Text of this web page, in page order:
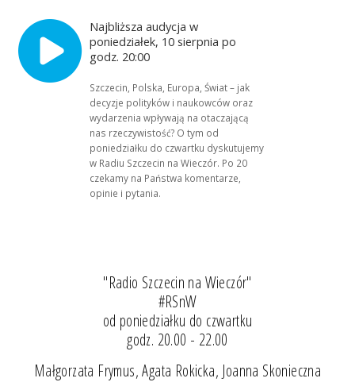
Najbliższa audycja w
poniedziałek, 10 sierpnia po
godz. 20:00
Szczecin, Polska, Europa, Świat – jak
decyzje polityków i naukowców oraz
wydarzenia wpływają na otaczającą
nas rzeczywistość? O tym od
poniedziałku do czwartku dyskutujemy
w Radiu Szczecin na Wieczór. Po 20
czekamy na Państwa komentarze,
opinie i pytania.
"Radio Szczecin na Wieczór"
#RSnW
od poniedziałku do czwartku
godz. 20.00 - 22.00
Małgorzata Frymus, Agata Rokicka, Joanna Skonieczna